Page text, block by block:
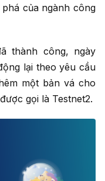
của ngành công
thành công, ngày
lại theo yêu cầu
một bản vá cho
gọi là Testnet2.